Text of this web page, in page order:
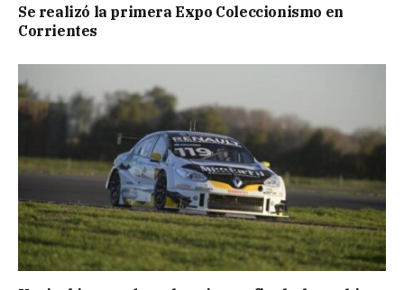
Se realizó la primera Expo Coleccionismo en
Corrientes